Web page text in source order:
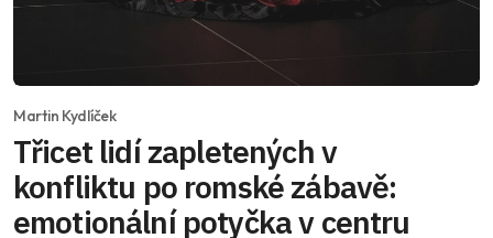
Martin Kydlíček
Třicet lidí zapletených v
konfliktu po romské zábavě:
emotionální potyčka v centru